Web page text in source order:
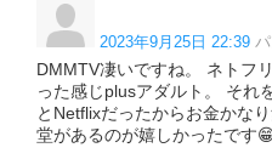
2023年9月25日 22:39
DMMTV凄いですね。 ネトフ
った感じplusアダルト。 それ
とNetflixだったからお金かな
堂があるのが嬉しかったです